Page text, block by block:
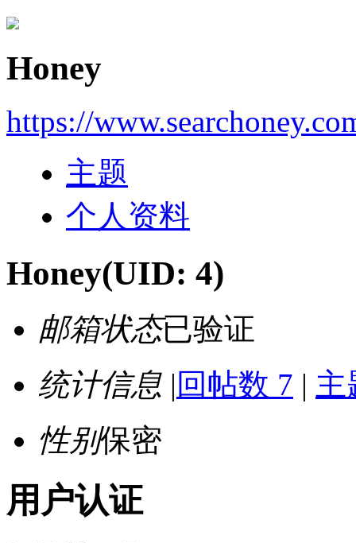
Honey
https://
主题
个人资料
Honey(UID: 4)
邮箱状态已验证
统计信息 | 回帖数 7 | 主
性别保密
用户认证